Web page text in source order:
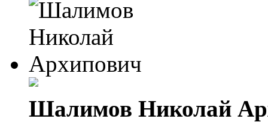
Шалимов Николай